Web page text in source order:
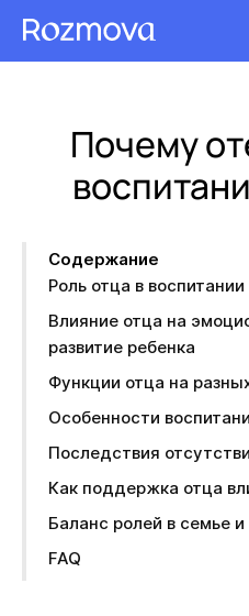
Почему
Содержание
Роль отца в
Влияние отца на
развитие ребенка
Функции отца на
Особенности
Последствия
Как поддержка отца
Баланс ролей в семье
FAQ